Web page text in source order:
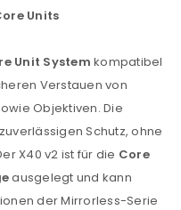
Units
Unit System kompatibel
Verstauen von
Objektiven. Die
Schutz, ohne
X40 v2 ist für die Core
ausgelegt und kann
der Mirrorless-Serie